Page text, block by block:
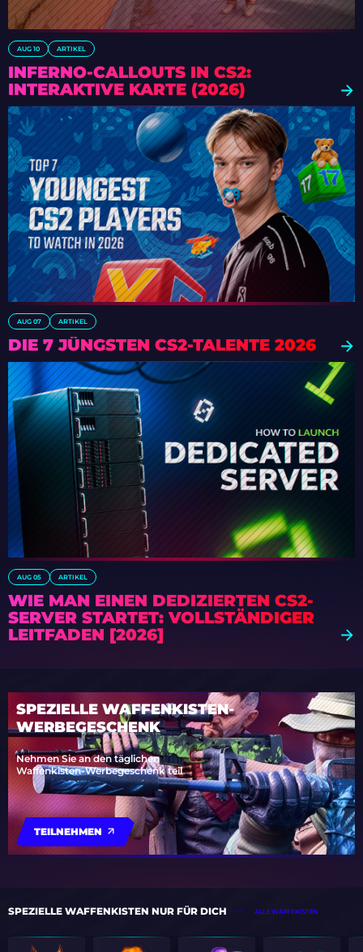
AUG 10 ARTIKEL
INFERNO-CALLOUTS IN CS2:
INTERAKTIVE KARTE (2026)
AUG 07 ARTIKEL
DIE 7 JÜNGSTEN CS2-TALENTE 2026
AUG 05 ARTIKEL
WIE MAN EINEN DEDIZIERTEN CS2-
SERVER STARTET: VOLLSTÄNDIGER
LEITFADEN [2026]
SPEZIELLE WAFFENKISTEN-
WERBEGESCHENK
Nehmen Sie an den täglichen
Waffenkisten-Werbegeschenk teil
TEILNEHMEN
SPEZIELLE WAFFENKISTEN NUR FÜR DICH ALLE WAFFEKISTEN